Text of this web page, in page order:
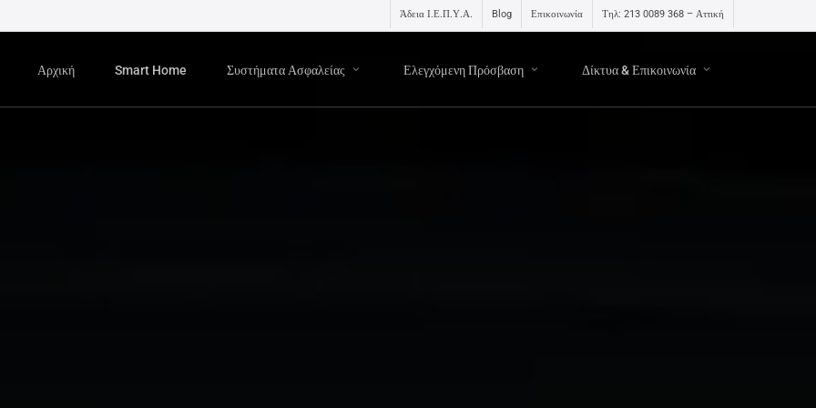
Άδεια Ι.Ε.Π.Υ.Α. Blog Επικοινωνία Τηλ: 213 0089 368 – Αττική
Αρχική Smart Home Συστήματα Ασφαλείας Ελεγχόμενη Πρόσβαση Δίκτυα & Επικοινωνία